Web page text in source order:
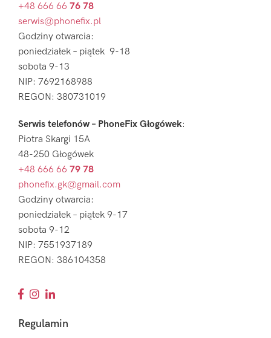
+48 666 66 76 78
serwis@phonefix.pl
Godziny otwarcia:
poniedziałek – piątek 9-18
sobota 9-13
NIP: 7692168988
REGON: 380731019
Serwis telefonów – PhoneFix Głogówek:
Piotra Skargi 15A
48-250 Głogówek
+48 666 66 79 78
phonefix.gk@gmail.com
Godziny otwarcia:
poniedziałek – piątek 9-17
sobota 9-12
NIP: 7551937189
REGON: 386104358
Regulamin